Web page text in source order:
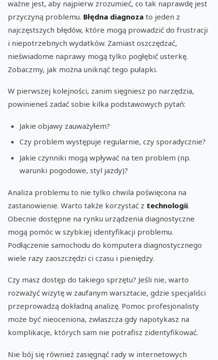
ważne jest, aby najpierw zrozumieć, co tak naprawdę jest
przyczyną problemu. Błędna diagnoza to jeden z
najczęstszych błędów, które mogą prowadzić do frustracji
i niepotrzebnych wydatków. Zamiast oszczędzać,
nieświadome naprawy mogą tylko pogłębić usterkę.
Zobaczmy, jak można uniknąć tego pułapki.
W pierwszej kolejności, zanim sięgniesz po narzędzia,
powinieneś zadać sobie kilka podstawowych pytań:
Jakie objawy zauważyłem?
Czy problem występuje regularnie, czy sporadycznie?
Jakie czynniki mogą wpływać na ten problem (np.
warunki pogodowe, styl jazdy)?
Analiza problemu to nie tylko chwila poświęcona na
zastanowienie. Warto także korzystać z technologii.
Obecnie dostępne na rynku urządzenia diagnostyczne
mogą pomóc w szybkiej identyfikacji problemu.
Podłączenie samochodu do komputera diagnostycznego
wiele razy zaoszczędzi ci czasu i pieniędzy.
Czy masz dostęp do takiego sprzętu? Jeśli nie, warto
rozważyć wizytę w zaufanym warsztacie, gdzie specjaliści
przeprowadzą dokładną analizę. Pomoc profesjonalisty
może być nieoceniona, zwłaszcza gdy napotykasz na
komplikacje, których sam nie potrafisz zidentyfikować.
Nie bój się również zasięgnąć rady w internetowych